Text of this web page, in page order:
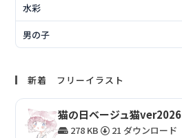
水彩
男の子
新着 フリーイラスト
猫の日ベージュ猫ver2026
278 KB 21 ダウンロード